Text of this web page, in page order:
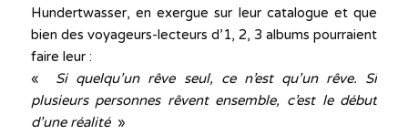
Hundertwasser, en exergue sur leur catalogue et que
bien des voyageurs-lecteurs d’1, 2, 3 albums pourraient
faire leur :
«
Si quelqu’un rêve seul, ce n’est qu’un rêve. Si
plusieurs personnes rêvent ensemble, c’est le début
d’une réalité»